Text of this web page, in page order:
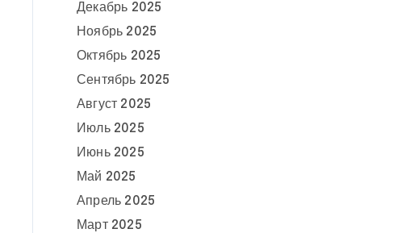
Декабрь 2025
Ноябрь 2025
Октябрь 2025
Сентябрь 2025
Август 2025
Июль 2025
Июнь 2025
Май 2025
Апрель 2025
Март 2025